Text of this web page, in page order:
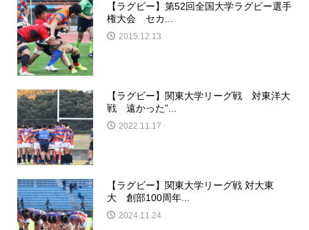
【ラグビー】第52回全国大学ラグビー選手
権大会 セカ...
2015.12.13
【ラグビー】関東大学リーグ戦 対東洋大
戦 遠かった”...
2022.11.17
【ラグビー】関東大学リーグ戦 対大東
大 創部100周年...
2024.11.24